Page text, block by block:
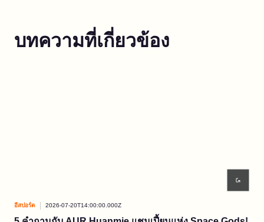
บทความที่เกี่ยวข้อง
อีสปอร์ต 2026-07-20T14:00:00.000Z